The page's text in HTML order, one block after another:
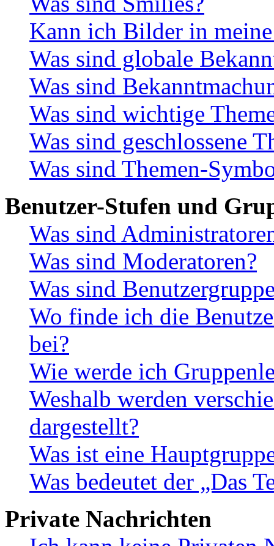
Kann ich Bilder in
Was sind globale
Was sind
Was sind wichtige
Was sind geschlossene
Was sind Themen-
Benutzer-Stufen und
Was sind
Was sind Moderatoren?
Was sind
Wo finde ich die
bei?
Wie werde ich
Weshalb werden
dargestellt?
Was ist eine
Was bedeutet der „Das
Private Nachrichten